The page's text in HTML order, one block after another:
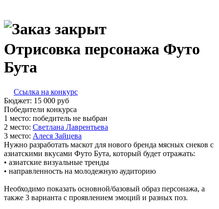
Отрисовка персонажа Футо
Бута
Ссылка на конкурс
Бюджет: 15 000 руб
Победители конкурса
1 место: победитель не выбран
2 место: С­вет­ла­на Лав­рен­тьева
3 место: Але­ся Зай­це­ва
Нужно разработать маскот для нового бренда мясных снеков с
азиатскими вкусами Футо Бута, который будет отражать:
• азиатские визуальные тренды
• направленность на молодежную аудиторию
Необходимо показать основной/базовый образ персонажа, а
также 3 варианта с проявлением эмоций и разных поз.